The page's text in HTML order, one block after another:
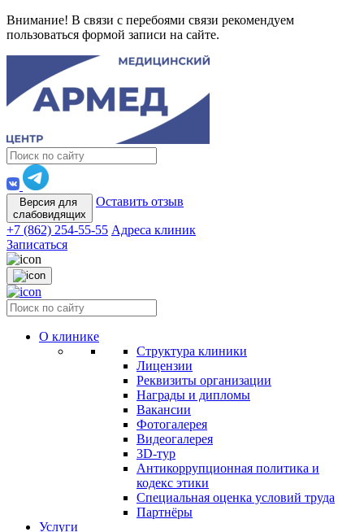
Внимание! В связи с перебоями связи рекомендуем
пользоваться формой записи на сайте.
Версия для
слабовидящих
Оставить отзыв
+7 (862) 254-55-55 Адреса клиник
Записаться
О клинике
Структура клиники
Лицензии
Реквизиты организации
Награды и дипломы
Вакансии
Фотогалерея
Видеогалерея
3D-тур
Антикоррупционная политика и
кодекс этики
Специальная оценка условий труда
Партнёры
Услуги